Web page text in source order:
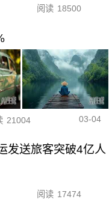
阅读 18500
21004 03-04
发送旅客突破4亿人
阅读 17474